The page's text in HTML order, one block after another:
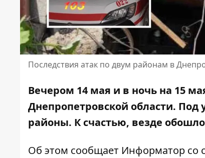
Последствия атак по двум районам в
Вечером 14 мая и в ночь на 15
Днепропетровской области.
районы. К счастью, везде
Об этом сообщает Информатор со